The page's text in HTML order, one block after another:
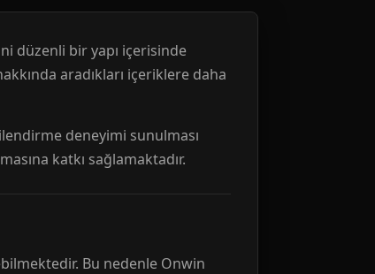
düzenli bir yapı içerisinde
aradıkları içeriklere daha
deneyimi sunulması
katkı sağlamaktadır.
Bu nedenle Onwin